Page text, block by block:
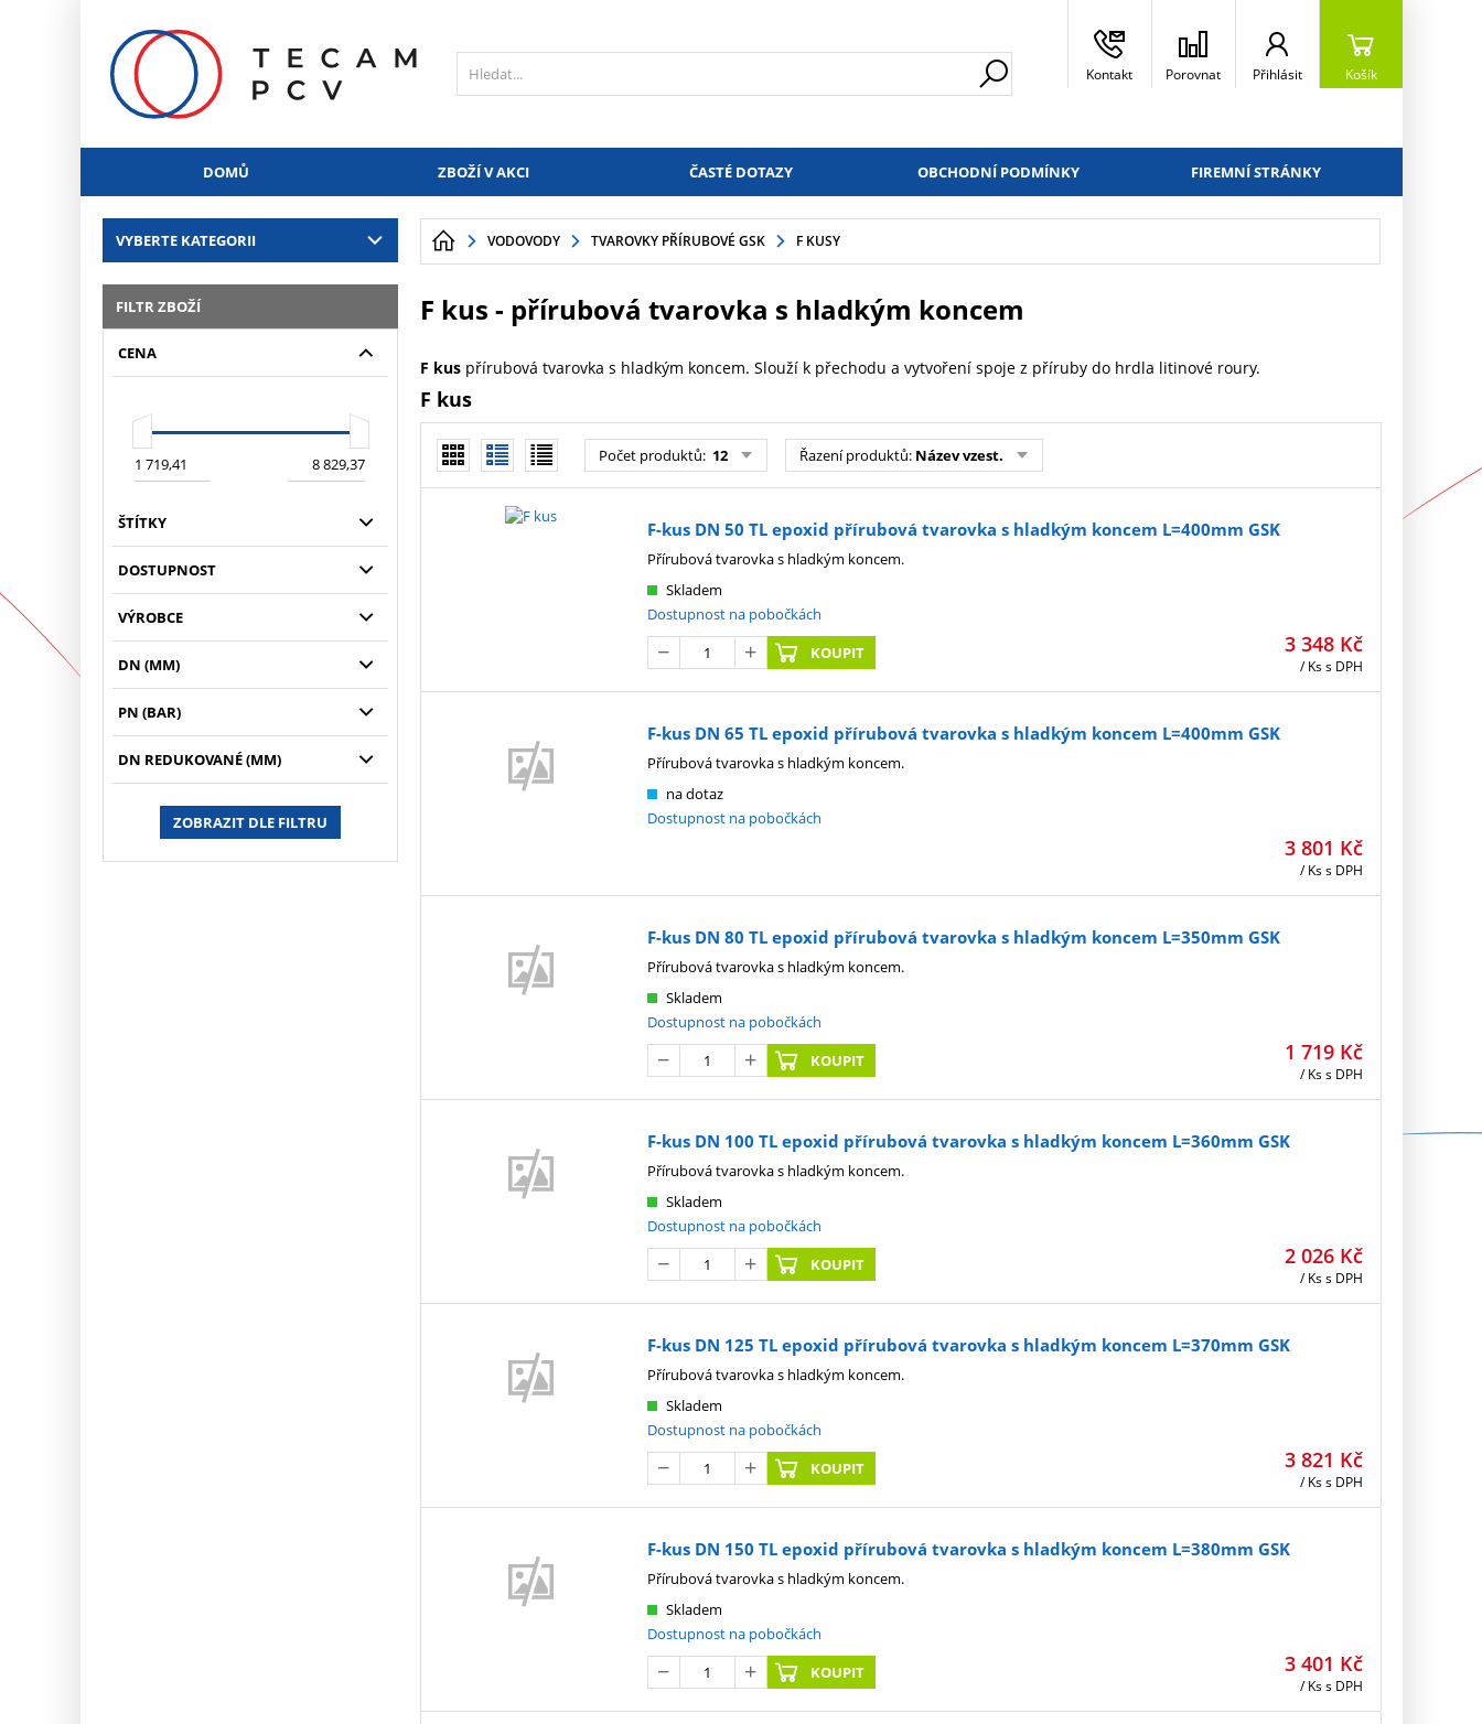
Kontakt Porovnat Přihlásit Košík
DOMŮ ZBOŽÍ V AKCI ČASTÉ DOTAZY OBCHODNÍ PODMÍNKY FIREMNÍ STRÁNKY
VYBERTE KATEGORII
FILTR ZBOŽÍ
CENA
ŠTÍTKY
DOSTUPNOST
VÝROBCE
DN (MM)
PN (BAR)
DN REDUKOVANÉ (MM)
ZOBRAZIT DLE FILTRU
VODOVODY TVAROVKY PŘÍRUBOVÉ GSK F KUSY
F kus - přírubová tvarovka s hladkým koncem
F kus přírubová tvarovka s hladkým koncem. Slouží k přechodu a vytvoření spoje z příruby do hrdla litinové roury.
F kus
Počet produktů: 12 Řazení produktů: Název vzest.
F-kus DN 50 TL epoxid přírubová tvarovka s hladkým koncem L=400mm GSK
3 348Kč
/ Kss DPH
Skladem
Dostupnost na pobočkách
KOUPIT
Přírubová tvarovka s hladkým koncem.
F-kus DN 65 TL epoxid přírubová tvarovka s hladkým koncem L=400mm GSK
3 801 Kč
/ Kss DPH
na dotaz
Dostupnost na pobočkách
Přírubová tvarovka s hladkým koncem.
F-kus DN 80 TL epoxid přírubová tvarovka s hladkým koncem L=350mm GSK
1 719Kč
/ Kss DPH
Skladem
Dostupnost na pobočkách
KOUPIT
Přírubová tvarovka s hladkým koncem.
F-kus DN 100 TL epoxid přírubová tvarovka s hladkým koncem L=360mm GSK
2 026Kč
/ Kss DPH
Skladem
Dostupnost na pobočkách
KOUPIT
Přírubová tvarovka s hladkým koncem.
F-kus DN 125 TL epoxid přírubová tvarovka s hladkým koncem L=370mm GSK
3 821 Kč
/ Kss DPH
Skladem
Dostupnost na pobočkách
KOUPIT
Přírubová tvarovka s hladkým koncem.
F-kus DN 150 TL epoxid přírubová tvarovka s hladkým koncem L=380mm GSK
3 401 Kč
/ Kss DPH
Skladem
Dostupnost na pobočkách
KOUPIT
Přírubová tvarovka s hladkým koncem.